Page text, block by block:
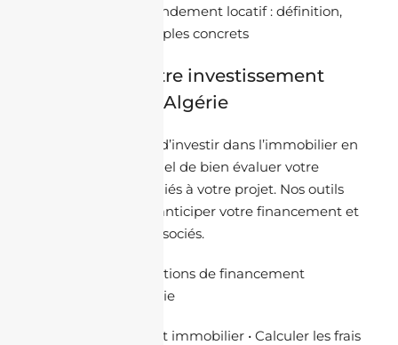
— Le rendement locatif : définition,
calcul et exemples concrets
💰 Préparez votre investissement
immobilier en Algérie
Avant d’acheter ou d’investir dans l’immobilier en
Algérie, il est essentiel de bien évaluer votre
budget et les coûts liés à votre projet. Nos outils
vous permettent d’anticiper votre financement et
d’estimer les frais associés.
Découvrir les solutions de financement
immobilier en Algérie
Simuler votre prêt immobilier • Calculer les frais